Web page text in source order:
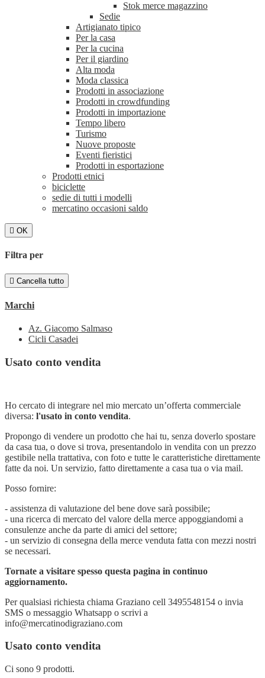
Stok merce magazzino
Sedie
Artigianato tipico
Per la casa
Per la cucina
Per il giardino
Alta moda
Moda classica
Prodotti in associazione
Prodotti in crowdfunding
Prodotti in importazione
Tempo libero
Turismo
Nuove proposte
Eventi fieristici
Prodotti in esportazione
Prodotti etnici
biciclette
sedie di tutti i modelli
mercatino occasioni saldo
 OK
Filtra per
 Cancella tutto
Marchi
Az. Giacomo Salmaso
Cicli Casadei
Usato conto vendita
Ho cercato di integrare nel mio mercato un’offerta commerciale
diversa: l'usato in conto vendita.
Propongo di vendere un prodotto che hai tu, senza doverlo spostare
da casa tua, o dove si trova, presentandolo in vendita con un prezzo
gestibile nella trattativa, con foto e tutte le caratteristiche direttamente
fatte da noi. Un servizio, fatto direttamente a casa tua o via mail.
Posso fornire:
- assistenza di valutazione del bene dove sarà possibile;
- una ricerca di mercato del valore della merce appoggiandomi a
consulenze anche da parte di amici del settore;
- un servizio di consegna della merce venduta fatta con mezzi nostri
se necessari.
Tornate a visitare spesso questa pagina in continuo
aggiornamento.
Per qualsiasi richiesta chiama Graziano cell 3495548154 o invia
SMS o messaggio Whatsapp o scrivi a
info@mercatinodigraziano.com
Usato conto vendita
Ci sono 9 prodotti.